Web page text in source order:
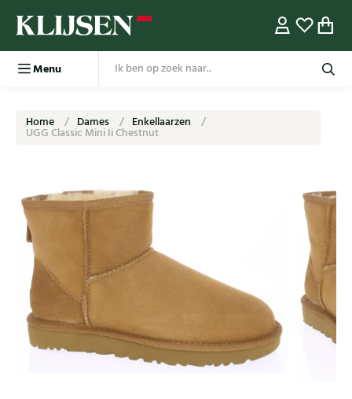
Menu
Home Dames Enkellaarzen
UGG Classic Mini Ii Chestnut